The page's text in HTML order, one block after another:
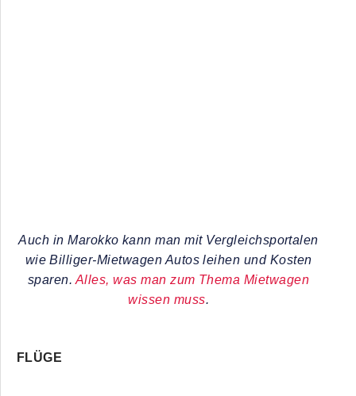
Auch in Marokko kann man mit Vergleichsportalen
wie Billiger-Mietwagen Autos leihen und Kosten
sparen. Alles, was man zum Thema Mietwagen
wissen muss.
FLÜGE